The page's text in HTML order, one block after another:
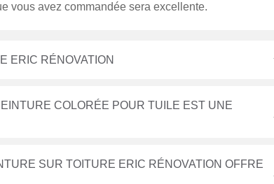
vous avez commandée sera excellente.
ERIC RÉNOVATION
COLORÉE POUR TUILE EST UNE
SUR TOITURE ERIC RÉNOVATION OFFRE